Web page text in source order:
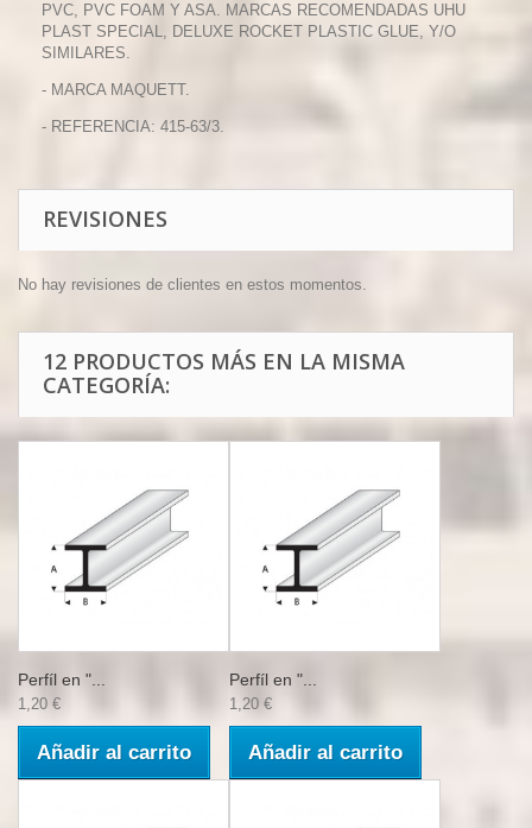
PVC, PVC FOAM Y ASA. MARCAS RECOMENDADAS UHU
PLAST SPECIAL, DELUXE ROCKET PLASTIC GLUE, Y/O
SIMILARES.
- MARCA MAQUETT.
- REFERENCIA: 415-63/3.
REVISIONES
No hay revisiones de clientes en estos momentos.
12 PRODUCTOS MÁS EN LA MISMA
CATEGORÍA:
Perfíl en "...
1,20 €
Añadir al carrito
Perfíl en "...
1,20 €
Añadir al carrito